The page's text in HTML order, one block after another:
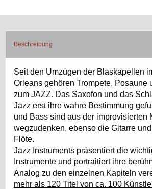
Beschreibung
Seit den Umzügen der Blaskapellen
Orleans gehören Trompete, Posaune
zum JAZZ. Das Saxofon und das
Jazz erst ihre wahre Bestimmung
und Bass sind aus der improvisierten
wegzudenken, ebenso die Gitarre
Flöte.
Jazz Instruments präsentiert die
Instrumente und portraitiert ihre
Analog zu den einzelnen Kapiteln
mehr als 120 Titel von ca. 100